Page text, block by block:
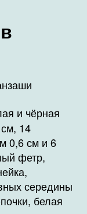
и чёрная
14
0,6 см и 6
фетр,
середины
белая